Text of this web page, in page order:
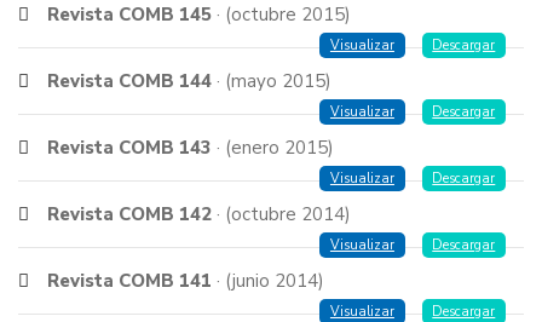
Revista COMB 145 · (octubre 2015)
Visualizar Descargar
Revista COMB 144 · (mayo 2015)
Visualizar Descargar
Revista COMB 143 · (enero 2015)
Visualizar Descargar
Revista COMB 142 · (octubre 2014)
Visualizar Descargar
Revista COMB 141 · (junio 2014)
Visualizar Descargar